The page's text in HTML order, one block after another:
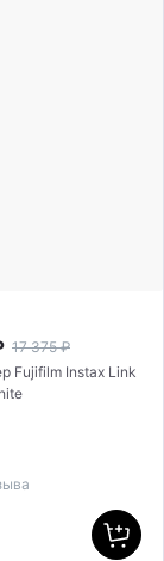
17 375 ₽
Fujifilm Instax Link